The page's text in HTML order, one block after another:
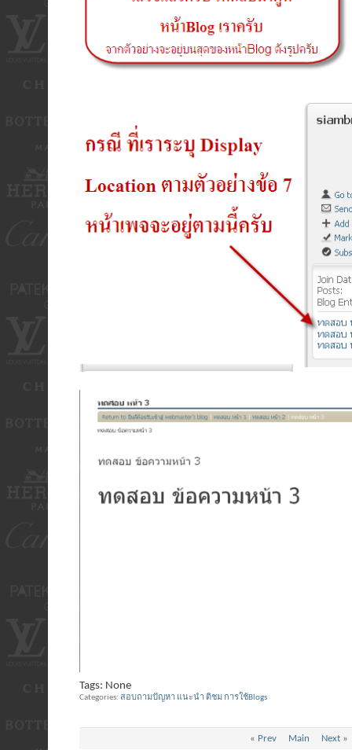
Tags: None
Categories สอบถามปัญหา แนะนำ ติชม การใช้Blogs
« Prev Main Next»